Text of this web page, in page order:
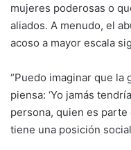
mujeres poderosas o
aliados. A menudo, el
acoso a mayor escala
“Puedo imaginar que
piensa: ‘Yo jamás
persona, quien es
tiene una posición social